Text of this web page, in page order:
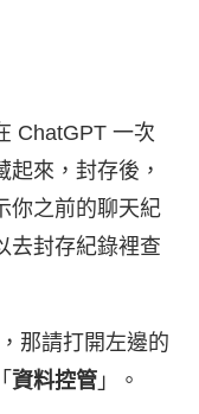
ChatGPT 一次
來，封存後，
你之前的聊天紀
去封存紀錄裡查
那請打開左邊的
資料控管 」。